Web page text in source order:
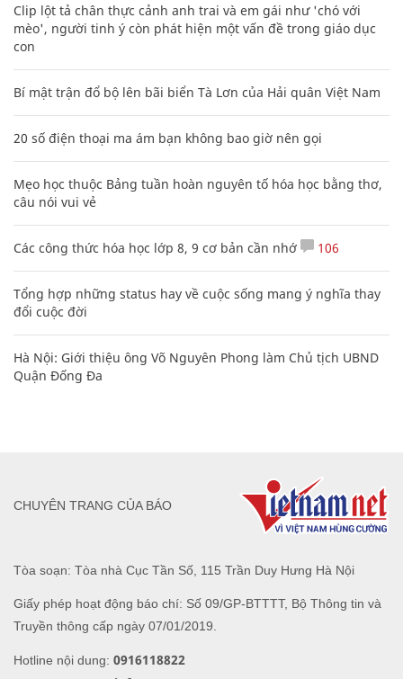
Clip lột tả chân thực cảnh anh trai và em gái như 'chó với
mèo', người tinh ý còn phát hiện một vấn đề trong giáo dục
con
Bí mật trận đổ bộ lên bãi biển Tà Lơn của Hải quân Việt Nam
20 số điện thoại ma ám bạn không bao giờ nên gọi
Mẹo học thuộc Bảng tuần hoàn nguyên tố hóa học bằng thơ,
câu nói vui vẻ
Các công thức hóa học lớp 8, 9 cơ bản cần nhớ 106
Tổng hợp những status hay về cuộc sống mang ý nghĩa thay
đổi cuộc đời
Hà Nội: Giới thiệu ông Võ Nguyên Phong làm Chủ tịch UBND
Quận Đống Đa
Tòa soạn: Tòa nhà Cục Tần Số, 115 Trần Duy Hưng Hà Nội
Giấy phép hoạt động báo chí: Số 09/GP-BTTTT, Bộ Thông tin và
Truyền thông cấp ngày 07/01/2019.
Hotline nội dung: 0916118822
CHUYÊN TRANG CỦA BÁO